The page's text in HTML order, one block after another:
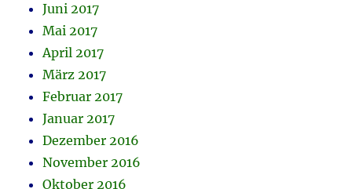
Juni 2017
Mai 2017
April 2017
März 2017
Februar 2017
Januar 2017
Dezember 2016
November 2016
Oktober 2016